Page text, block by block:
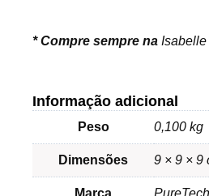
*Compre sempre na
Informação adicional
Peso 0,100 kg
Dimensões 9 × 9 × 9